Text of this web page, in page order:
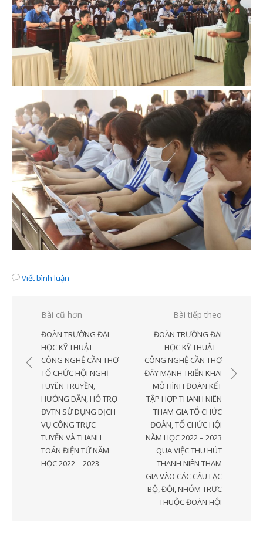
Viết bình luận
Điều
hướng
viết
Bài cũ hơn
ĐOÀN TRƯỜNG ĐẠI
HỌC KỸ THUẬT –
CÔNG NGHỆ CẦN THƠ
TỔ CHỨC HỘI NGHỊ
TUYÊN TRUYỀN,
HƯỚNG DẪN, HỖ TRỢ
ĐVTN SỬ DỤNG DỊCH
VỤ CÔNG TRỰC
TUYẾN VÀ THANH
TOÁN ĐIỆN TỬ NĂM
HỌC 2022 – 2023
Bài tiếp theo
ĐOÀN TRƯỜNG ĐẠI
HỌC KỸ THUẬT –
CÔNG NGHỆ CẦN THƠ
ĐÂY MẠNH TRIỂN KHAI
MÔ HÌNH ĐOÀN KẾT
TẬP HỢP THANH NIÊN
THAM GIA TỔ CHỨC
ĐOÀN, TỔ CHỨC HỘI
NĂM HỌC 2022 – 2023
QUA VIỆC THU HÚT
THANH NIÊN THAM
GIA VÀO CÁC CÂU LẠC
BỘ, ĐỘI, NHÓM TRỰC
THUỘC ĐOÀN HỘI